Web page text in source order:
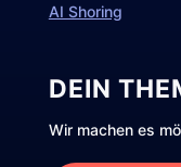
AI Shoring
DEIN
Wir machen es